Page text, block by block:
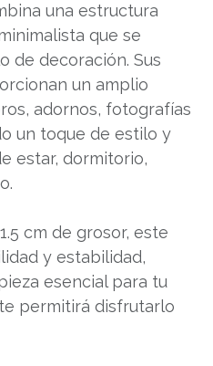
una estructura
que se
de decoración. Sus
un amplio
adornos, fotografías
un toque de estilo y
estar, dormitorio,
cm de grosor, este
y estabilidad,
esencial para tu
permitirá disfrutarlo